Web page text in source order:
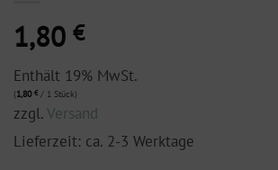
1,80 €
Enthält 19% MwSt.
(1,80 €/ 1 Stück)
zzgl.Versand
Lieferzeit: ca. 2-3 Werktage